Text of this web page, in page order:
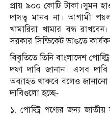
প্রায় ৯০০ কোটি টাকা।সুমন
দাসত্ব মানব না। আগামী
খামারিরা খামার বন্ধ
সরকার সিন্ডিকেট ভাঙতে
বিবৃতিতে তিনি বাংলাদেশ
দফা দাবি জানান। এসব
অব্যাহত থাকবে বলেও জানানো
দাবিগুলো হচ্ছে-
১. পোল্ট্রি পণ্যের জন্য জাতীয়